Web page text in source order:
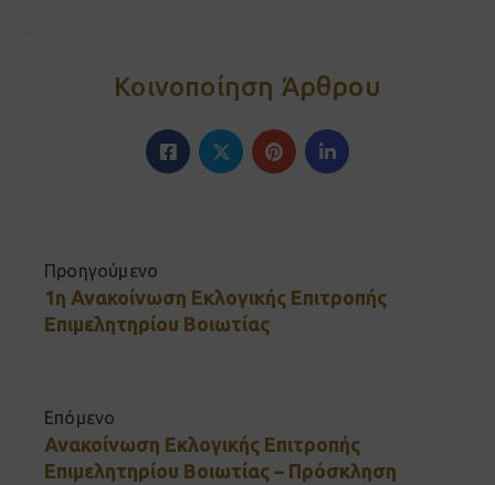
Κοινοποίηση Άρθρου
Προηγούμενο
1η Ανακοίνωση Εκλογικής Επιτροπής
Επιμελητηρίου Βοιωτίας
Επόμενο
Ανακοίνωση Εκλογικής Επιτροπής
Επιμελητηρίου Βοιωτίας – Πρόσκληση